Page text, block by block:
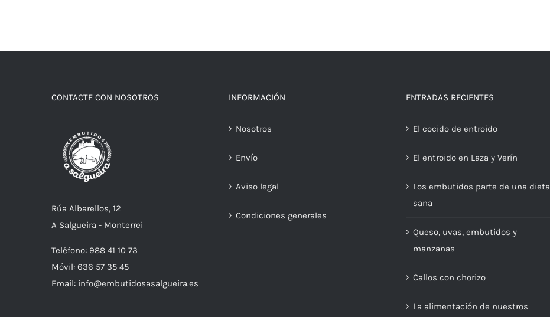
CONTACTE CON NOSOTROS
Rúa Albarellos, 12
A Salgueira - Monterrei
Teléfono: 988 41 10 73
Móvil: 636 57 35 45
Email: info@embutidosasalgueira.es
INFORMACIÓN
Nosotros
Envío
Aviso legal
Condiciones generales
ENTRADAS RECIENTES
El cocido de entroido
El entroido en Laza y Verín
Los embutidos parte de una dieta
sana
Queso, uvas, embutidos y
manzanas
Callos con chorizo
La alimentación de nuestros